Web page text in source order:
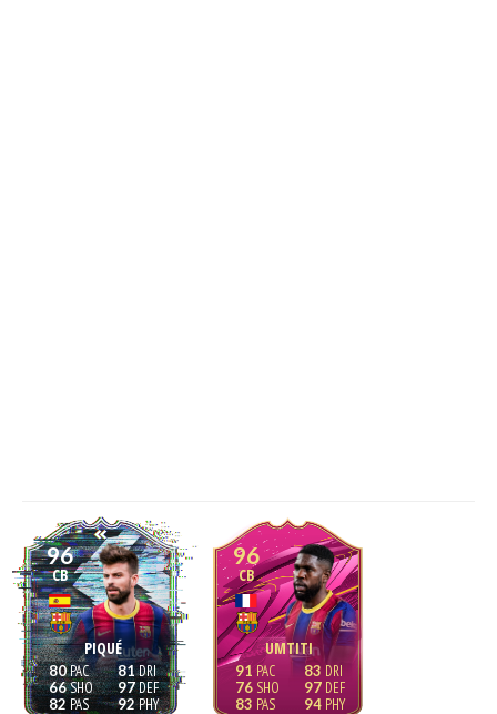
96
CB
PIQUÉ
80
66
82
81
97
92
96
CB
UMTITI
91
76
83
83
97
94